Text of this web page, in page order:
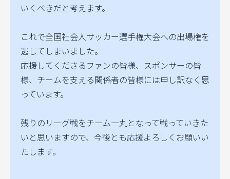
いくべきだと考えます。
これで全国社会人サッカー選手権大会への出場権を
逃してしまいました。
応援してくださるファンの皆様、スポンサーの皆
様、チームを支える関係者の皆様には申し訳なく思
っています。
残りのリーグ戦をチーム一丸となって戦っていきた
いと思いますので、今後とも応援よろしくお願いい
たします。